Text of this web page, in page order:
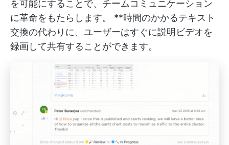
を可能にすることで、チームコミュニケーション
に革命をもたらします。 **時間のかかるテキスト
交換の代わりに、ユーザーはすぐに説明ビデオを
録画して共有することができます。